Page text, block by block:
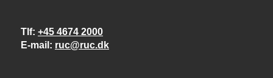
Tlf +45 4674 2000
E-mail
ruc@ruc.dk